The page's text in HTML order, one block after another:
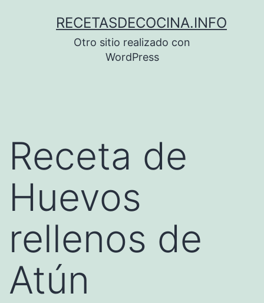
RECETASDECOCINA.INFO
Otro sitio realizado con
WordPress
Receta de
Huevos
rellenos de
Atún